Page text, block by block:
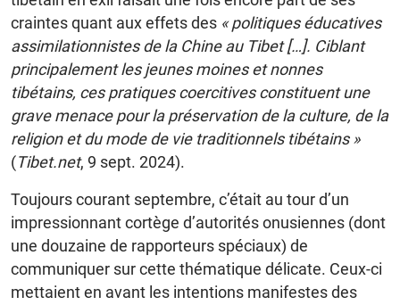
craintes quant aux effets des « politiques éducatives
assimilationnistes de la Chine au Tibet […]. Ciblant
principalement les jeunes moines et nonnes
tibétains, ces pratiques coercitives constituent une
grave menace pour la préservation de la culture, de la
religion et du mode de vie traditionnels tibétains »
(Tibet.net, 9 sept. 2024).
Toujours courant septembre, c’était au tour d’un
impressionnant cortège d’autorités onusiennes (dont
une douzaine de rapporteurs spéciaux) de
communiquer sur cette thématique délicate. Ceux-ci
mettaient en avant les intentions manifestes des